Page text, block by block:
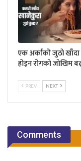
एक अर्काको जुठो खाँदा
होइन रोगको जोखिम
PREV NEXT
Comments